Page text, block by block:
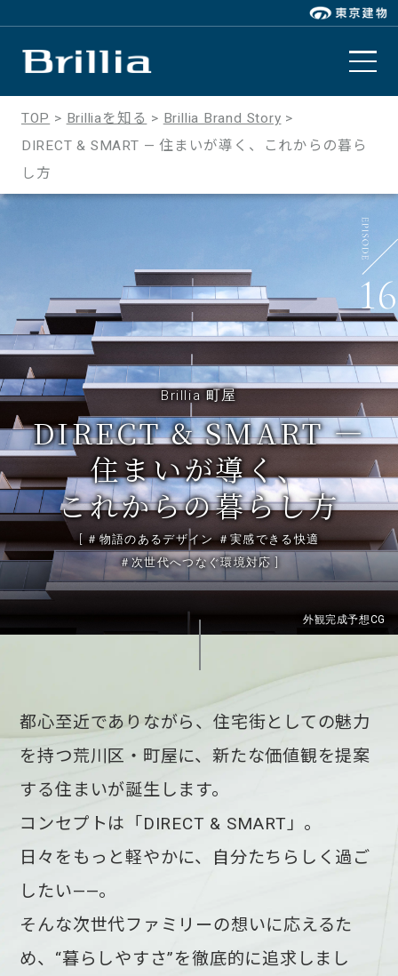
TOP Brilliaを知る
Brillia Brand Story
DIRECT & SMART — 住まいが導く、これからの暮ら
し方
外観完成予想CG
16
Brillia 町屋
DIRECT & SMART —
住まいが導く、
これからの暮らし方
[ ＃物語のあるデザイン ＃実感できる快適
＃次世代へつなぐ環境対応 ]
都心至近でありながら、住宅街としての魅力
を持つ荒川区・町屋に、新たな価値観を提案
する住まいが誕生します。
コンセプトは「DIRECT & SMART」。
日々をもっと軽やかに、自分たちらしく過ご
したい——。
そんな次世代ファミリーの想いに応えるた
め、“暮らしやすさ”を徹底的に追求しまし